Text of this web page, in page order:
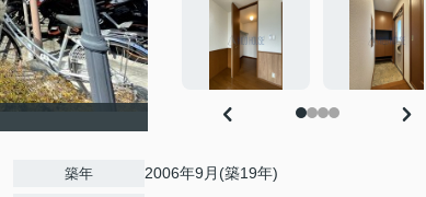
築年 2006年9月(築19年)